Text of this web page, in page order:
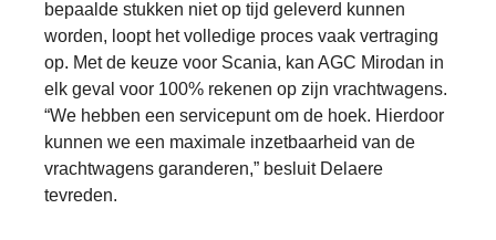
bepaalde stukken niet op tijd geleverd kunnen
worden, loopt het volledige proces vaak vertraging
op. Met de keuze voor Scania, kan AGC Mirodan in
elk geval voor 100% rekenen op zijn vrachtwagens.
“We hebben een servicepunt om de hoek. Hierdoor
kunnen we een maximale inzetbaarheid van de
vrachtwagens garanderen,” besluit Delaere
tevreden.